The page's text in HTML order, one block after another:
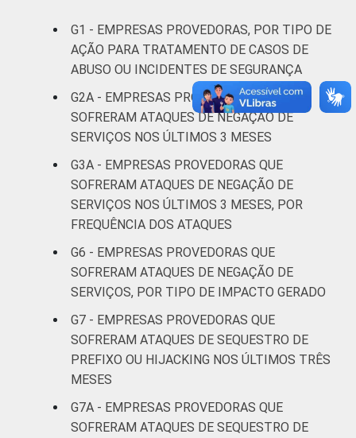
CLASSE
DE
DE
CLIENTES
Sem
informação
26 14
Menos de
1.000
clientes
13
De 1.001 a
3.000
clientes
9
De 3.001 a
6.000
clientes
10
Mais de
6.000
14 28
PORTE DO
PROVEDOR
Micro (até 9
pessoas
9 31
G1 - EMPRESAS PROVEDORAS, POR TIPO DE
AÇÃO PARA TRATAMENTO DE CASOS DE
ABUSO OU INCIDENTES DE SEGURANÇA
G2A - EMPRESAS PROVEDORAS QUE
SOFRERAM ATAQUES DE NEGAÇÃO DE
SERVIÇOS NOS ÚLTIMOS 3 MESES
G3A - EMPRESAS PROVEDORAS QUE
SOFRERAM ATAQUES DE NEGAÇÃO DE
SERVIÇOS NOS ÚLTIMOS 3 MESES, POR
FREQUÊNCIA DOS ATAQUES
G6 - EMPRESAS PROVEDORAS QUE
SOFRERAM ATAQUES DE NEGAÇÃO DE
SERVIÇOS, POR TIPO DE IMPACTO GERADO
G7 - EMPRESAS PROVEDORAS QUE
SOFRERAM ATAQUES DE SEQUESTRO DE
PREFIXO OU HIJACKING NOS ÚLTIMOS TRÊS
MESES
G7A - EMPRESAS PROVEDORAS QUE
SOFRERAM ATAQUES DE SEQUESTRO DE